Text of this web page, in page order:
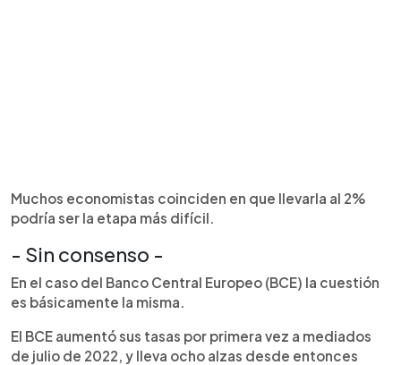
Muchos economistas coinciden en que llevarla al 2%
podría ser la etapa más difícil.
- Sin consenso -
En el caso del Banco Central Europeo (BCE) la cuestión
es básicamente la misma.
El BCE aumentó sus tasas por primera vez a mediados
de julio de 2022, y lleva ocho alzas desde entonces